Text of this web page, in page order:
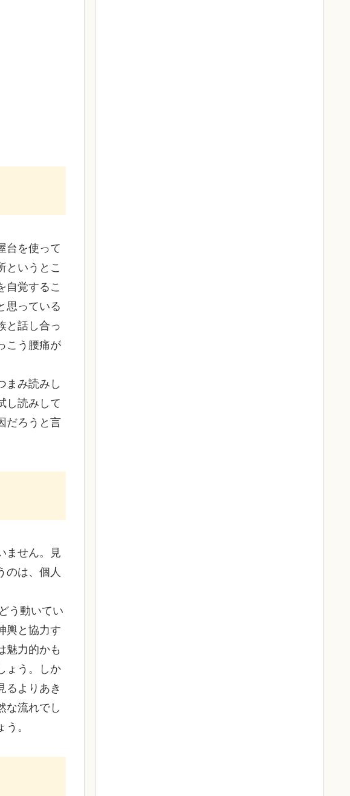
台を使って
というとこ
自覚するこ
思っている
と話し合っ
こう腰痛が
まみ読みし
し読みして
だろうと言
ません。見
のは、個人
う動いてい
輿と協力す
魅力的かも
ょう。しか
るよりあき
な流れでし
。